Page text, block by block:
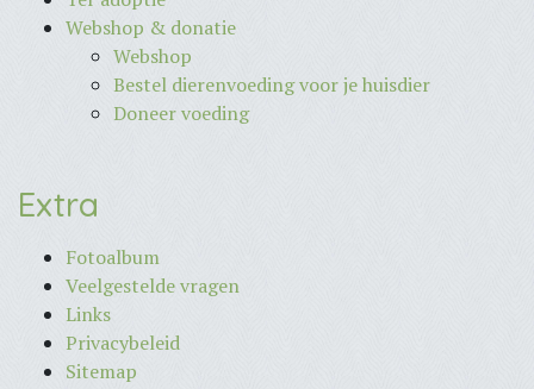
Webshop & donatie
Webshop
Bestel dierenvoeding voor je huisdier
Doneer voeding
Extra
Fotoalbum
Veelgestelde vragen
Links
Privacybeleid
Sitemap